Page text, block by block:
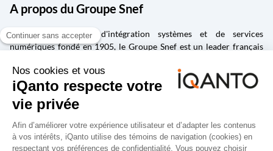
A propos du Groupe Snef
Groupe d'ingénierie, d'intégration systèmes et de services
numériques fondé en 1905, le Groupe Snef est un leader français
d’intégration et maintenance de systèmes électriques et
mécaniques ; de conception et fabrication de solutions
industrielles ; de la transformation numérique, de la gestion de la
donnée et de la cybersécurité ; d’édition et d’intégration de logiciels
spécialisés dans la conception, la vie des produits et la gestion de la
performance.